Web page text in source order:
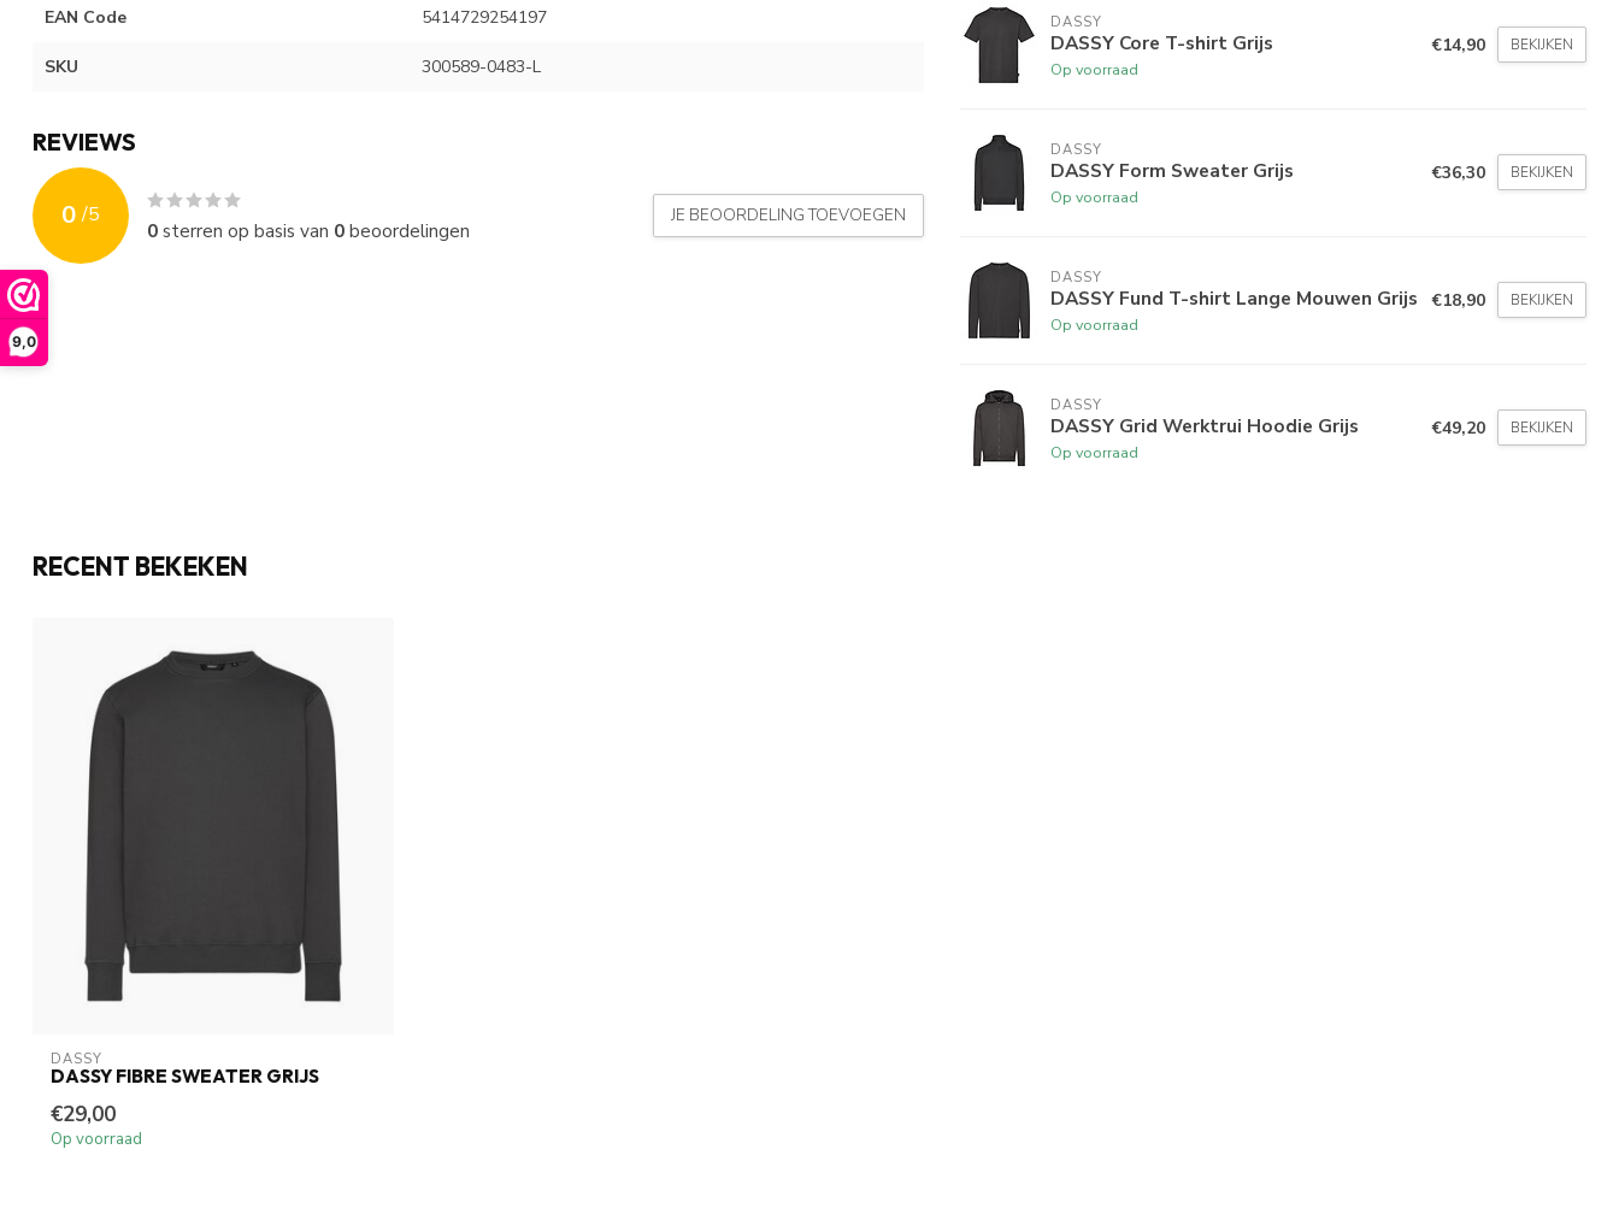
9,0
EAN Code 5414729254197
SKU 300589-0483-L
REVIEWS
0 /5
0sterren op basis van 0beoordelingen
JE BEOORDELING TOEVOEGEN
DASSY
DASSY Core T-shirt Grijs
Op voorraad
€14,90 BEKIJKEN
DASSY
DASSY Form Sweater Grijs
Op voorraad
€36,30 BEKIJKEN
DASSY
DASSY Fund T-shirt Lange Mouwen Grijs
Op voorraad
€18,90 BEKIJKEN
DASSY
DASSY Grid Werktrui Hoodie Grijs
Op voorraad
€49,20 BEKIJKEN
RECENT BEKEKEN
DASSY
DASSY FIBRE SWEATER GRIJS
€29,00
Op voorraad